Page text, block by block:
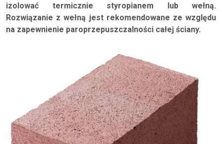
izolować termicznie styropianem lub wełną.
Rozwiązanie z wełną jest rekomendowane ze względu
na zapewnienie paroprzepuszczalności całej ściany.